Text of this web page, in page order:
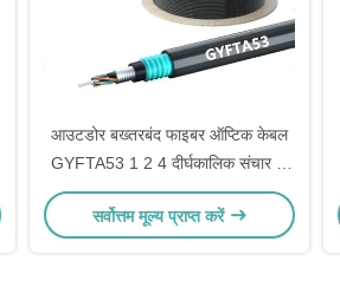
आउटडोर बख्तरबंद फाइबर ऑप्टिक केबल
GYFTA53 1 2 4 दीर्घकालिक संचार के
लिए कोर
सर्वोत्तम मूल्य प्राप्त करें